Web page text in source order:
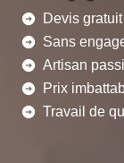
Devis gratuit
Sans
Artisan
Prix
Travail de